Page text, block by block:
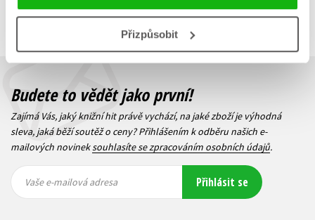
Přizpůsobit
Předchozí 1 Další
Budete to vědět jako první!
Zajímá Vás, jaký knižní hit právě vychází, na jaké zboží je výhodná
sleva, jaká běží soutěž o ceny? Přihlášením k odběru našich e-
mailových novineksouhlasíte se zpracováním osobních údajů.
mailová
mailová
Vaše e-mailová adresa Přihlásit se